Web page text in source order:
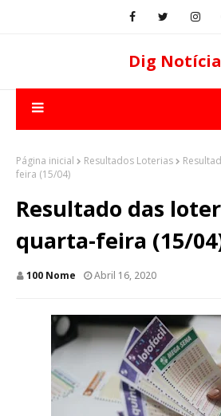
Dig
Página inicial Resultados Loterias
feira (15/04)
Resultado das
quarta-feira (15/
100 Nome Abril 16, 2020